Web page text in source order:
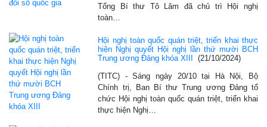
Tổng Bí thư Tô Lâm đã chủ trì Hội nghị
toàn…
Hội nghị toàn quốc quán triệt, triển khai thực
hiện Nghị quyết Hội nghị lần thứ mười BCH
Trung ương Đảng khóa XIII
(21/10/2024)
(TITC) - Sáng ngày 20/10 tại Hà Nội, Bộ
Chính trị, Ban Bí thư Trung ương Đảng tổ
chức Hội nghị toàn quốc quán triệt, triển khai
thực hiện Nghị…